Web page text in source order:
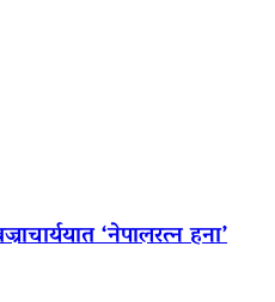
‘नेपालरत्न हना’